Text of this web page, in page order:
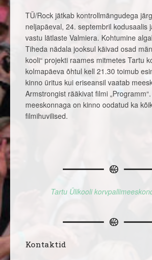
TÜ/Rock jätkab kontrollmängudega
neljapäeval, 24. septembril kodusaalis
vastu lätlaste Valmiera. Kohtumine
Tiheda nädala jooksul käivad osad
kooli“ projekti raames mitmetes Tartu
kolmapäeva õhtul kell 21.30 toimub
kinno üritus kui eriseansil vaatab
Armstrongist rääkivat filmi
meeskonnaga on kinno oodatud ka
filmihuvilised.
Tartu Ülikooli
Kontaktid